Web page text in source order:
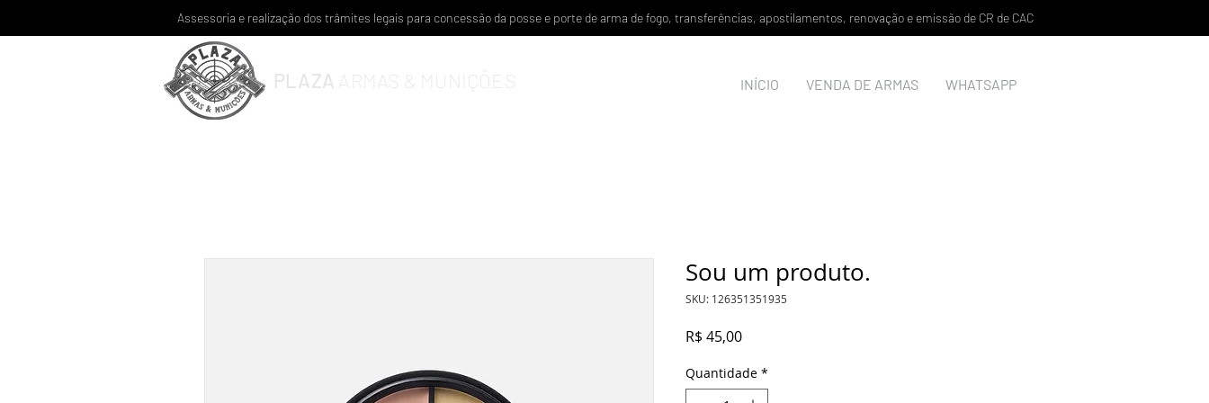
Assessoria e realização dos trâmites legais para concessão da posse e porte de arma de fogo, transferências, apostilamentos, renovação e emissão de CR de CAC
PLAZA ARMAS & MUNIÇÕES INÍCIO VENDA DE ARMAS WHATSAPP
Sou um produto.
SKU: 126351351935
R$ 45,00Preço
Quantidade *